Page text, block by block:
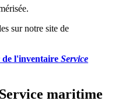
sur notre site de
de l'inventaire Service
maritime